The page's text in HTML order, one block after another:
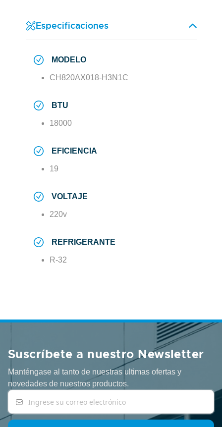
Especificaciones
MODELO
CH820AX018-H3N1C
BTU
18000
EFICIENCIA
19
VOLTAJE
220v
REFRIGERANTE
R-32
Suscríbete a nuestro Newsletter
Manténgase al tanto de nuestras ultimas ofertas y
novedades de nuestros productos.